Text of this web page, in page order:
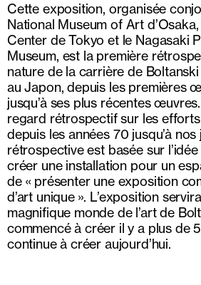
Cette exposition, organisée
National Museum of Art
Center de Tokyo et le Nagasaki
Museum, est la première
nature de la carrière de
au Japon, depuis les premières
jusqu’à ses plus récentes
regard rétrospectif sur les
depuis les années 70 jusqu’à nos
rétrospective est basée sur l’idée
créer une installation pour un
de « présenter une exposition
d’art unique ». L’exposition
magnifique monde de l’art de
commencé à créer il y a plus de
continue à créer aujourd’hui.